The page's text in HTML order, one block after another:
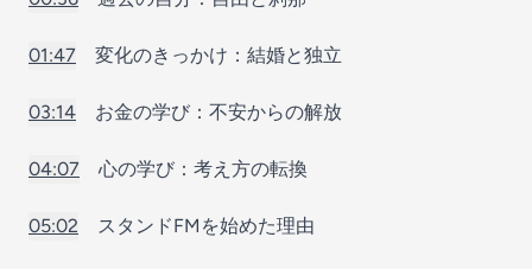
01:47 変化のきっかけ：結婚と独立
03:14 お金の学び：不安からの解放
04:07 心の学び：考え方の転換
05:02 スタンドFMを始めた理由